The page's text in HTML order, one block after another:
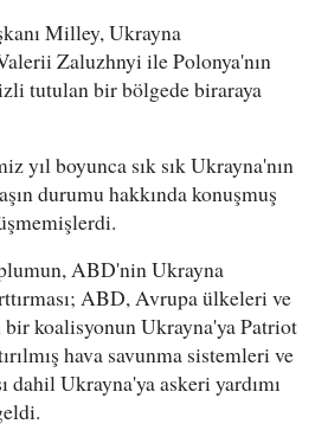
Milley, Ukrayna
Zaluzhnyi ile Polonya'nın
tutulan bir bölgede biraraya
yıl boyunca sık sık Ukrayna'nın
durumu hakkında konuşmuş
ABD'nin Ukrayna
ABD, Avrupa ülkeleri ve
koalisyonun Ukrayna'ya Patriot
hava savunma sistemleri ve
dahil Ukrayna'ya askeri yardımı